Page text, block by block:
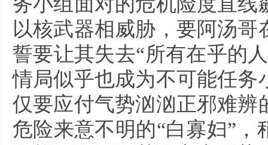
以核武器相威胁，要阿汤
誓要让其失去“所有在乎的
情局似乎也成为不可能任
仅要应付气势汹汹正邪难
危险来意不明的“白寡妇”